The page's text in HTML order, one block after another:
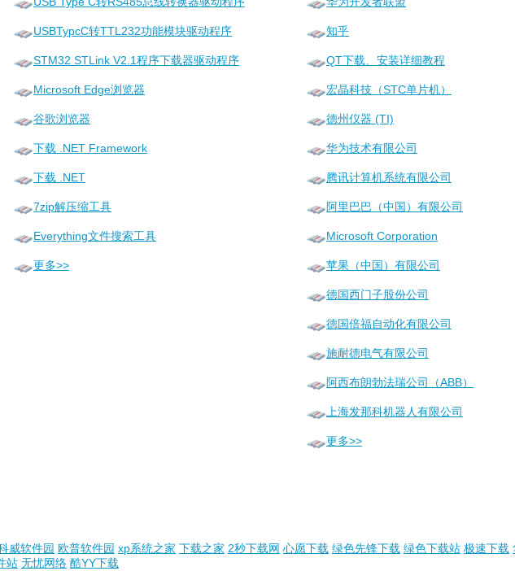
USBTypcC转TTL232功能模块驱动程序
STM32 STLink V2.1程序下载器驱动程序
Microsoft Edge浏览器
谷歌浏览器
下载 .NET Framework
下载 .NET
7zip解压缩工具
Everything文件搜索工具
更多>>
知乎
QT下载、安装详细教程
宏晶科技（STC单片机）
德州仪器 (TI)
华为技术有限公司
腾讯计算机系统有限公司
阿里巴巴（中国）有限公司
Microsoft Corporation
苹果（中国）有限公司
德国西门子股份公司
德国倍福自动化有限公司
施耐德电气有限公司
阿西布朗勃法瑞公司（ABB）
上海发那科机器人有限公司
更多>>
威软件园 欧普软件园 xp系统之家 下载之家 2秒下载网 心愿下载 绿色先锋下载 绿色下载站 极速下载
站 无忧网络 酷YY下载